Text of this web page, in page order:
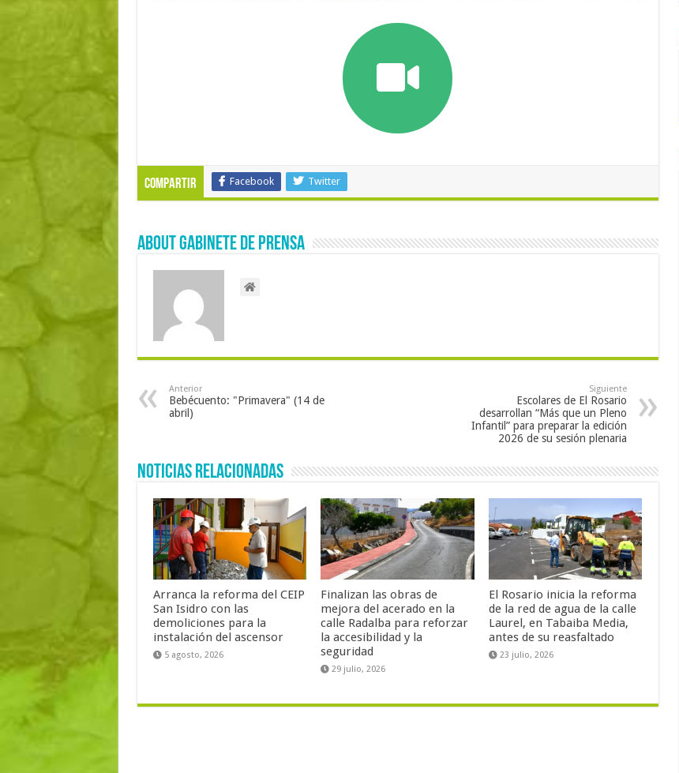
Compartir Facebook Twitter
About Gabinete de Prensa
Anterior
Bebécuento: "Primavera" (14 de
abril)
Siguiente
Escolares de El Rosario
desarrollan “Más que un Pleno
Infantil” para preparar la edición
2026 de su sesión plenaria
Noticias Relacionadas
Arranca la reforma del CEIP
San Isidro con las
demoliciones para la
instalación del ascensor
5 agosto, 2026
Finalizan las obras de
mejora del acerado en la
calle Radalba para reforzar
la accesibilidad y la
seguridad
29 julio, 2026
El Rosario inicia la reforma
de la red de agua de la calle
Laurel, en Tabaiba Media,
antes de su reasfaltado
23 julio, 2026